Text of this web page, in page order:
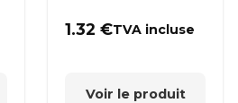
1.32€TVA incluse
Voir le produit